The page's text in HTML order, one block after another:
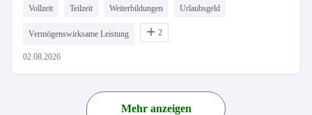
Vollzeit Teilzeit Weiterbildungen Urlaubsgeld
Vermögenswirksame Leistung 2
02.08.2026
Mehr anzeigen